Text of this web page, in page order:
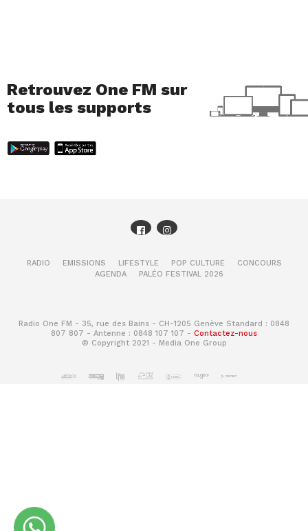
Retrouvez One FM sur
tous les supports
RADIO EMISSIONS LIFESTYLE POP CULTURE
CONCOURS
AGENDA
PALÉO FESTIVAL 2026
Radio One FM - 35, rue des Bains - CH-1205 Genève Standard : 0848
807 807 - Antenne : 0848 107 107 - Contactez-nous
© Copyright 2021 - Media One Group